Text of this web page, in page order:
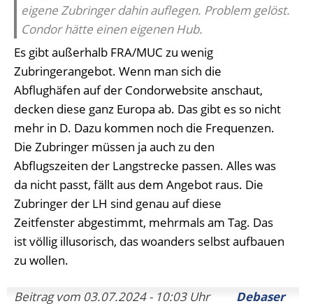
eigene Zubringer dahin auflegen. Problem gelöst.
Condor hätte einen eigenen Hub.
Es gibt außerhalb FRA/MUC zu wenig
Zubringerangebot. Wenn man sich die
Abflughäfen auf der Condorwebsite anschaut,
decken diese ganz Europa ab. Das gibt es so nicht
mehr in D. Dazu kommen noch die Frequenzen.
Die Zubringer müssen ja auch zu den
Abflugszeiten der Langstrecke passen. Alles was
da nicht passt, fällt aus dem Angebot raus. Die
Zubringer der LH sind genau auf diese
Zeitfenster abgestimmt, mehrmals am Tag. Das
ist völlig illusorisch, das woanders selbst aufbauen
zu wollen.
Beitrag vom 03.07.2024 - 10:03 Uhr Debaser